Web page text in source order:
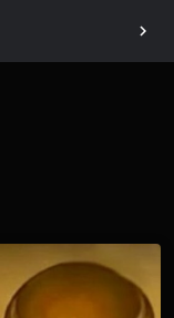
chevron_right